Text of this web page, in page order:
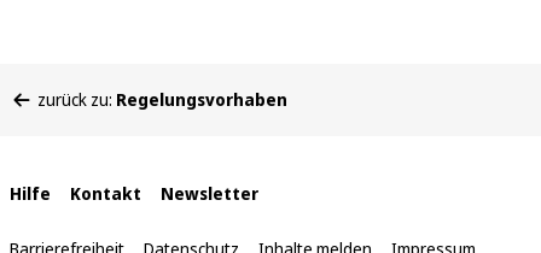
befinden
zurück zu: Regelungsvorhaben
Interne
Links
Hilfe Kontakt Newsletter